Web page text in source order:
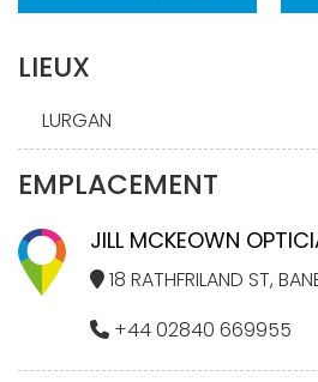
LIEUX
LURGAN
EMPLACEMENT
JILL MCKEOWN
18 RATHFRILAND ST,
+44 02840 669955